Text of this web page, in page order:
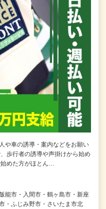
や車の誘導・案内などをお願い
歩行者の誘導や声掛けから始め
めた方がほとん…
能市・入間市・鶴ヶ島市・新座
・ふじみ野市・さいたま市北